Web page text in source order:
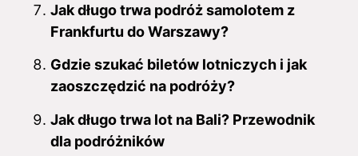
Jak długo trwa podróż samolotem z
Frankfurtu do Warszawy?
Gdzie szukać biletów lotniczych i jak
zaoszczędzić na podróży?
Jak długo trwa lot na Bali? Przewodnik
dla podróżników